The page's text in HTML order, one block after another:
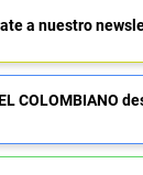
a nuestro
COLOMBIANO